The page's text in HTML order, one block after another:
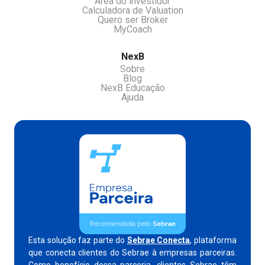
Calculadora de Valuation
Quero ser Broker
MyCoach
NexB
Sobre
Blog
NexB Educação
Ajuda
Esta solução faz parte do Sebrae Conecta, plataforma
que conecta clientes do Sebrae à empresas parceiras.